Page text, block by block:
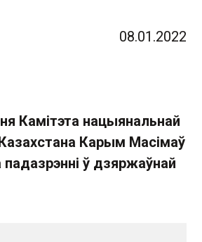
08.01.2022
Камітэта нацыянальнай
Карым Масімаў
ў дзяржаўнай